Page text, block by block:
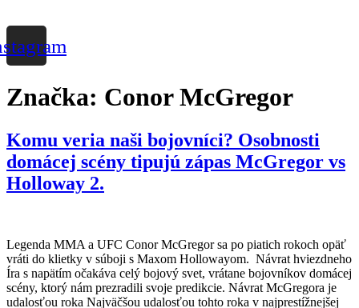
Značka: Conor McGregor
Komu veria naši bojovníci? Osobnosti
domácej scény tipujú zápas McGregor vs
Holloway 2.
Legenda MMA a UFC Conor McGregor sa po piatich rokoch opäť
vráti do klietky v súboji s Maxom Hollowayom. Návrat hviezdneho
Íra s napätím očakáva celý bojový svet, vrátane bojovníkov domácej
scény, ktorý nám prezradili svoje predikcie. Návrat McGregora je
udalosťou roka Najväčšou udalosťou tohto roka v najprestížnejšej